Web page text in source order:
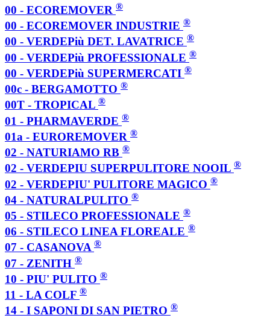
00 - ECOREMOVER ®
00 - ECOREMOVER INDUSTRIE ®
00 - VERDEPiù DET. LAVATRICE ®
00 - VERDEPiù PROFESSIONALE ®
00 - VERDEPiù SUPERMERCATI ®
00c - BERGAMOTTO ®
00T - TROPICAL ®
01 - PHARMAVERDE ®
01a - EUROREMOVER ®
02 - NATURIAMO RB ®
02 - VERDEPIU SUPERPULITORE NOOIL ®
02 - VERDEPIU' PULITORE MAGICO ®
04 - NATURALPULITO ®
05 - STILECO PROFESSIONALE ®
06 - STILECO LINEA FLOREALE ®
07 - CASANOVA ®
07 - ZENITH ®
10 - PIU' PULITO ®
11 - LA COLF ®
14 - I SAPONI DI SAN PIETRO ®